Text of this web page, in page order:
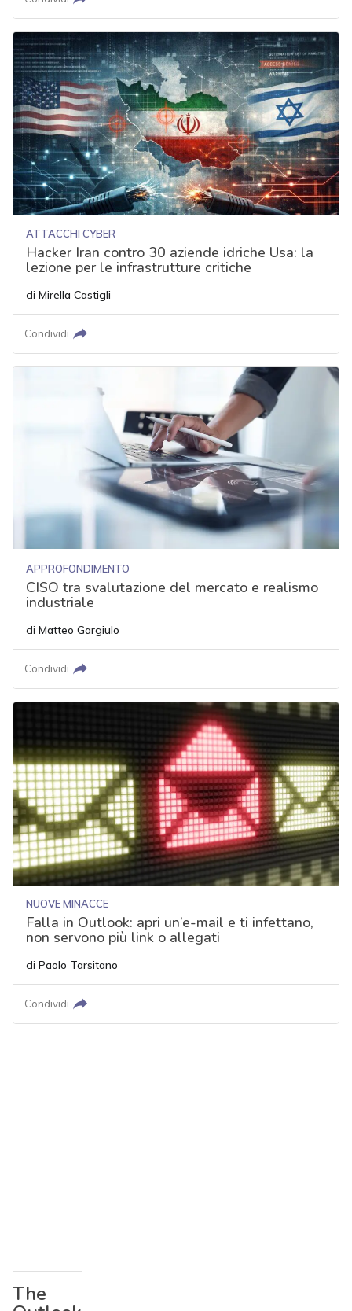
ATTACCHI CYBER
Hacker Iran contro 30 aziende idriche Usa: la
lezione per le infrastrutture critiche
di Mirella Castigli
Condividi
APPROFONDIMENTO
CISO tra svalutazione del mercato e realismo
industriale
di Matteo Gargiulo
Condividi
NUOVE MINACCE
Falla in Outlook: apri un’e-mail e ti infettano,
non servono più link o allegati
di Paolo Tarsitano
Condividi
The